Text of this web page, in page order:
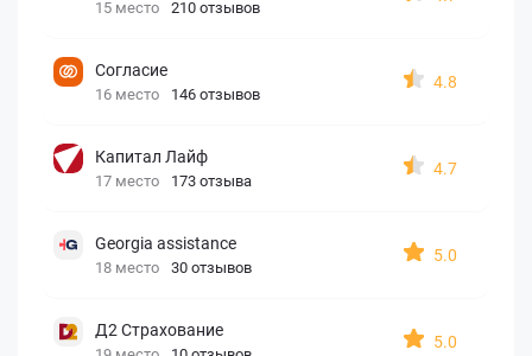
15 место 210 отзывов
Согласие
16 место 146 отзывов
4.8
Капитал Лайф
17 место 173 отзыва
4.7
Georgia assistance
18 место 30 отзывов
5.0
Д2 Страхование
5.0